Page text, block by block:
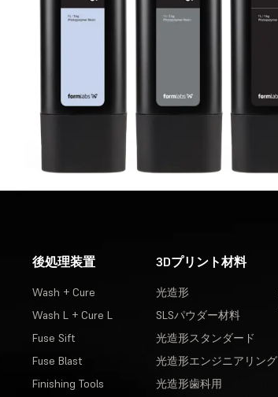
後処理装置
Wash + Cure
Wash L + Cure L
Fuse Sift
Fuse Blast
Finishing Tools
3Dプリント材料
光造形
SLSパウダー材料
光造形スタンダード
光造形エンジニアリング
光造形歯科用